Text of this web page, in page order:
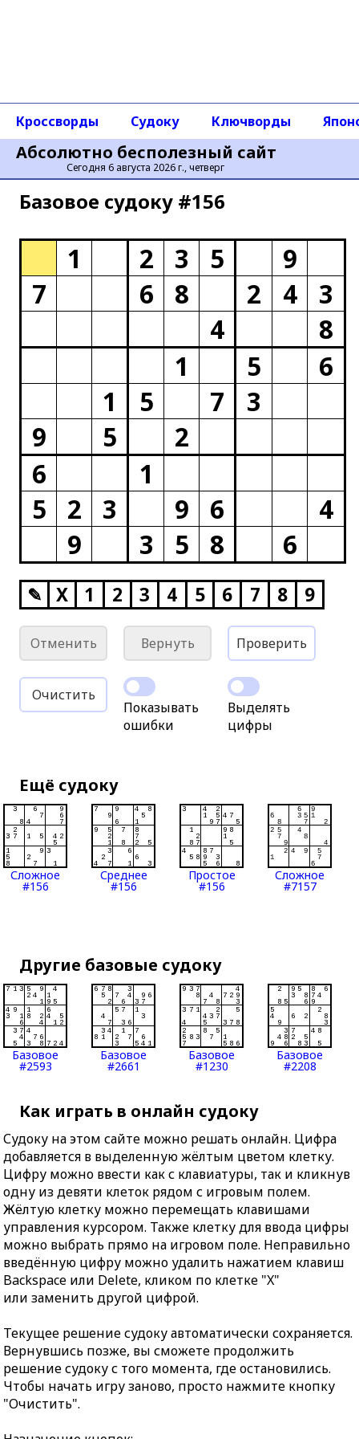
Абсолютно бесполезный сайт
Сегодня 6 августа 2026 г., четверг
Кроссворды Судоку Ключворды
Базовое cудоку #156
1 2 3 5
9
7
6 8 2 4
3
4
8
1
5
6
1
5 7
3
9
5
2
6
1
5
2 3 9 6
4
9
3 5 8 6
✎ X 1 2 3 4 5 6 7 8 9
Отменить Вернуть Проверить
Очистить
Показывать
ошибки
Выделять
цифры
Ещё судоку
Сложное
#156
Среднее
#156
Простое
#156
Сложное
#7157
Другие базовые судоку
Базовое
#2593
Базовое
#2661
Базовое
#1230
Базовое
#2208
Как играть в онлайн судоку
Судоку на этом сайте можно решать онлайн. Цифра
добавляется в выделенную жёлтым цветом клетку.
Цифру можно ввести как с клавиатуры, так и кликнув
одну из девяти клеток рядом с игровым полем.
Жёлтую клетку можно перемещать клавишами
управления курсором. Также клетку для ввода цифры
можно выбрать прямо на игровом поле. Неправильно
введённую цифру можно удалить нажатием клавиш
Backspace или Delete, кликом по клетке "X"
или заменить другой цифрой.
Текущее решение судоку автоматически сохраняется.
Вернувшись позже, вы сможете продолжить
решение судоку с того момента, где остановились.
Чтобы начать игру заново, просто нажмите кнопку
"Очистить".